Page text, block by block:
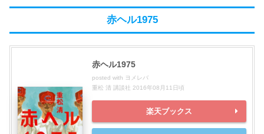
赤ヘル1975
赤ヘル1975
posted with ヨメレバ
重松 清 講談社 2016年08月11日頃
楽天ブックス